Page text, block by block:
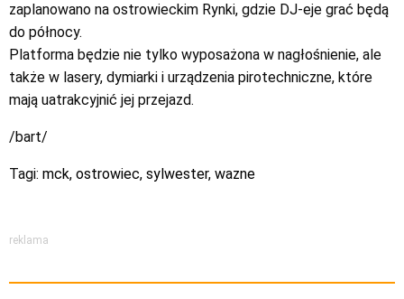
zaplanowano na ostrowieckim Rynki, gdzie DJ-eje grać będą
do północy.
Platforma będzie nie tylko wyposażona w nagłośnienie, ale
także w lasery, dymiarki i urządzenia pirotechniczne, które
mają uatrakcyjnić jej przejazd.
/bart/
Tagi: mck, ostrowiec, sylwester, wazne
reklama